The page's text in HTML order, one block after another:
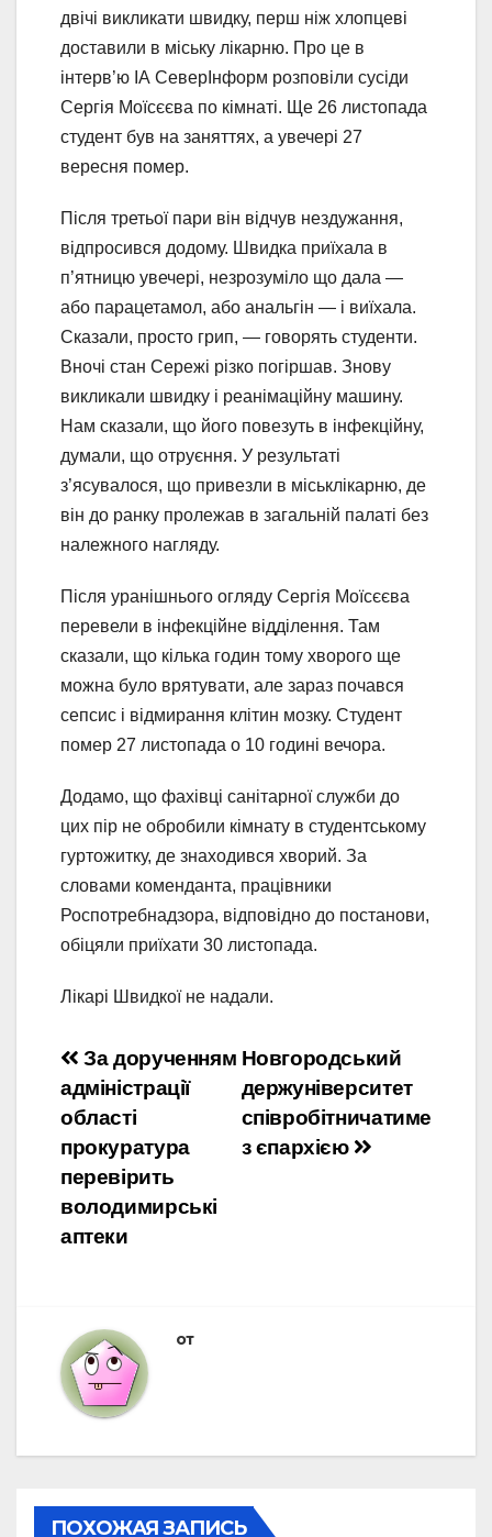
двічі викликати швидку, перш ніж хлопцеві
доставили в міську лікарню. Про це в
інтерв’ю ІА СеверІнформ розповіли сусіди
Сергія Моїсєєва по кімнаті. Ще 26 листопада
студент був на заняттях, а увечері 27
вересня помер.
Після третьої пари він відчув нездужання,
відпросився додому. Швидка приїхала в
п’ятницю увечері, незрозуміло що дала —
або парацетамол, або анальгін — і виїхала.
Сказали, просто грип, — говорять студенти.
Вночі стан Сережі різко погіршав. Знову
викликали швидку і реанімаційну машину.
Нам сказали, що його повезуть в інфекційну,
думали, що отруєння. У результаті
з’ясувалося, що привезли в міськлікарню, де
він до ранку пролежав в загальній палаті без
належного нагляду.
Після уранішнього огляду Сергія Моїсєєва
перевели в інфекційне відділення. Там
сказали, що кілька годин тому хворого ще
можна було врятувати, але зараз почався
сепсис і відмирання клітин мозку. Студент
помер 27 листопада о 10 годині вечора.
Додамо, що фахівці санітарної служби до
цих пір не обробили кімнату в студентському
гуртожитку, де знаходився хворий. За
словами коменданта, працівники
Роспотребнадзора, відповідно до постанови,
обіцяли приїхати 30 листопада.
Лікарі Швидкої не надали.
Навигация
по
записям
Новгородський
держуніверситет
співробітничатиме
з єпархією
За дорученням
адміністрації
області
прокуратура
перевірить
володимирські
аптеки
от
ПОХОЖАЯ ЗАПИСЬ